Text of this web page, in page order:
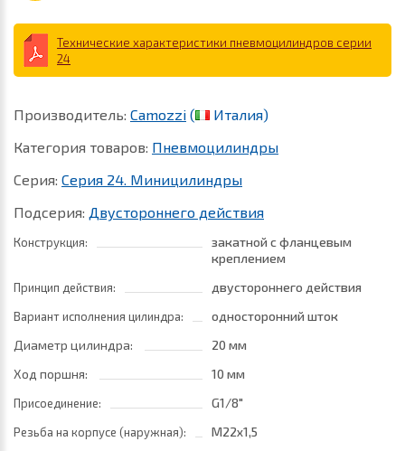
Технические характеристики пневмоцилиндров серии
24
Производитель: Camozzi (
Италия)
Категория товаров: Пневмоцилиндры
Серия: Серия 24. Миницилиндры
Подсерия: Двустороннего действия
Конструкция:
закатной с фланцевым
креплением
Принцип действия: двустороннего действия
Вариант исполнения цилиндра:
односторонний шток
Диаметр цилиндра:
20 мм
Ход поршня:
10 мм
Присоединение: G1/8"
Резьба на корпусе (наружная): M22x1,5